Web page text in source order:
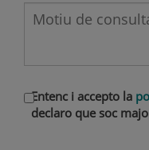
Entenc i accepto la
declaro que soc